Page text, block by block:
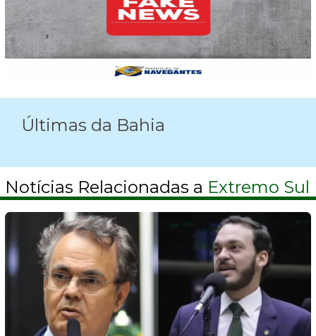
Últimas da Bahia
Notícias Relacionadas a Extremo Sul